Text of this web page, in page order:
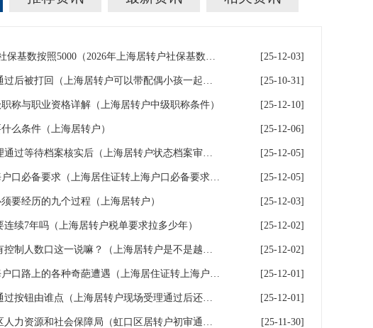
上海居转户 个税 社保基数按照5000（2026年上海居转户社保基数要求） [25-12-03]
上海居转户 受理通过后被打回（上海居转户可以带配偶小孩一起吗？） [25-10-31]
称与职业资格详解（上海居转户中级职称条件） [25-12-10]
么条件（上海居转户） [25-12-06]
上海居转户 预受理通过等待档案核实后（上海居转户状态档案审核完成） [25-12-05]
上海居住证转上海户口必备要求（上海居住证转上海户口必备要求是什么） [25-12-05]
要经历的九个过程（上海居转户） [25-12-03]
续7年吗（上海居转户税单要求拉多少年） [25-12-02]
上海居转户 关于有控制人数口这一说嘛？（上海居转户是不是越来越松了） [25-12-02]
上海居住证转上海户口路上的各种奇葩遭遇（上海居住证转上海户籍） [25-12-01]
上海居转户 受理通过按钮由谁点（上海居转户现场受理通过后还要等多久） [25-12-01]
上海居转户 虹口区人力资源和社会保障局（虹口区居转户初审通过后还要多久） [25-11-30]